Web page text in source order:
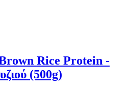
Rice Protein -
(500g)